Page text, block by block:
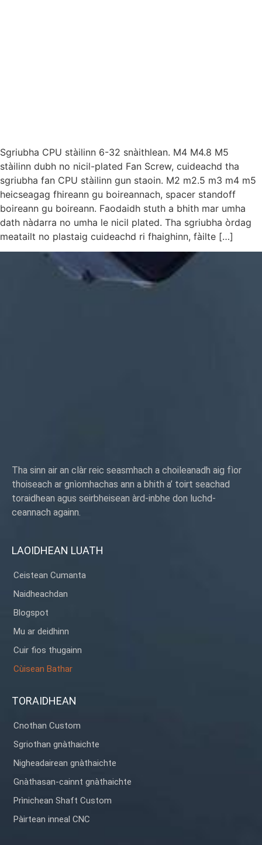
Sgriubha CPU stàilinn 6-32 snàithlean. M4 M4.8 M5
stàilinn dubh no nicil-plated Fan Screw, cuideachd tha
sgriubha fan CPU stàilinn gun staoin. M2 m2.5 m3 m4 m5
heicseagag fhireann gu boireannach, spacer standoff
boireann gu boireann. Faodaidh stuth a bhith mar umha
dath nàdarra no umha le nicil plated. Tha sgriubha òrdag
meatailt no plastaig cuideachd ri fhaighinn, fàilte […]
Tha sinn air an clàr reic seasmhach a choileanadh aig fìor
thoiseach ar gnìomhachas ann a bhith a’ toirt seachad
toraidhean agus seirbheisean àrd-inbhe don luchd-
ceannach againn.
LAOIDHEAN LUATH
Ceistean Cumanta
Naidheachdan
Blogspot
Mu ar deidhinn
Cuir fios thugainn
Cùisean Bathar
TORAIDHEAN
Cnothan Custom
Sgriothan gnàthaichte
Nigheadairean gnàthaichte
Gnàthasan-cainnt gnàthaichte
Prìnichean Shaft Custom
Pàirtean inneal CNC